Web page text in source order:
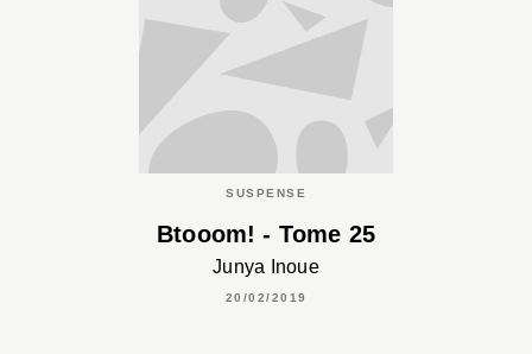
SUSPENSE
Btooom! - Tome 25
Junya Inoue
20/02/2019